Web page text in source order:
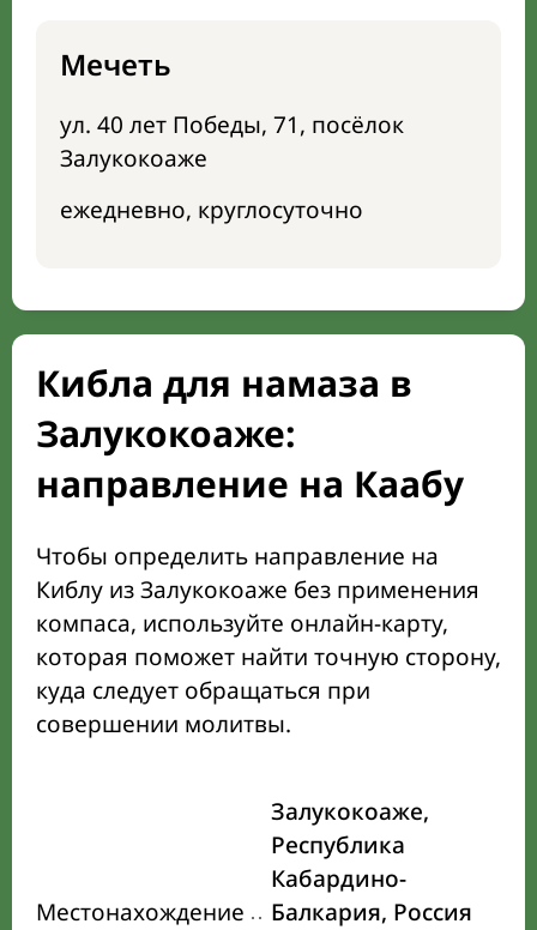
Мечеть
ул. 40 лет Победы, 71, посёлок
Залукокоаже
ежедневно, круглосуточно
Кибла для намаза в
Залукокоаже:
направление на Каабу
Чтобы определить направление на
Киблу из Залукокоаже без применения
компаса, используйте онлайн-карту,
которая поможет найти точную сторону,
куда следует обращаться при
совершении молитвы.
Местонахождение
Залукокоаже,
Республика
Кабардино-
Балкария, Россия